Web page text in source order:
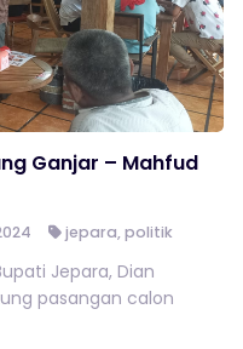
Ganjar – Mahfud
jepara,politik
Jepara, Dian
pasangan calon